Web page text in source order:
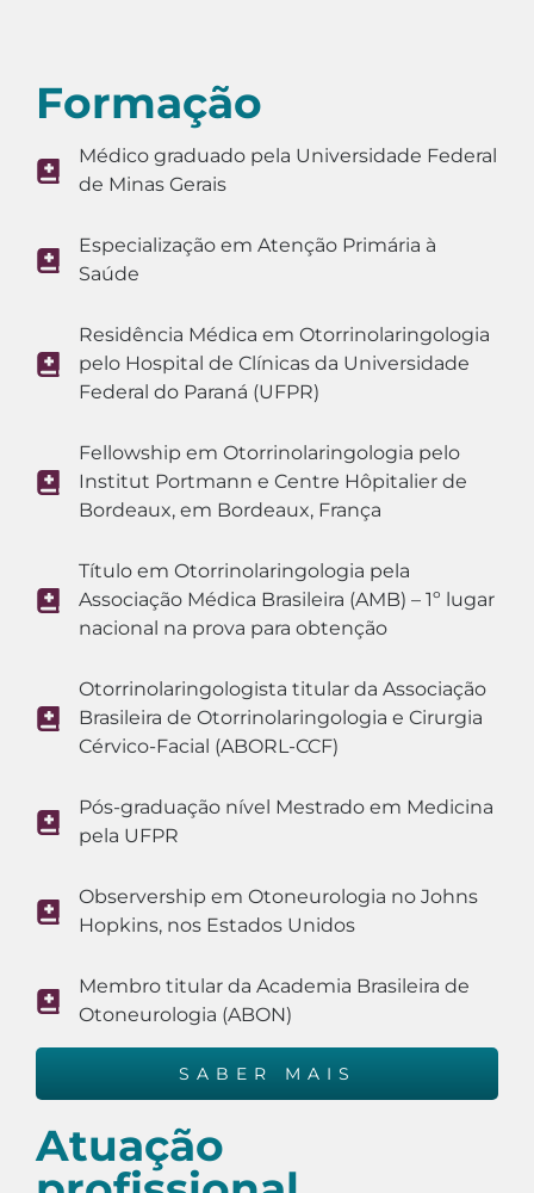
Formação
Médico graduado pela Universidade Federal
de Minas Gerais
Especialização em Atenção Primária à
Saúde
Residência Médica em Otorrinolaringologia
pelo Hospital de Clínicas da Universidade
Federal do Paraná (UFPR)
Fellowship em Otorrinolaringologia pelo
Institut Portmann e Centre Hôpitalier de
Bordeaux, em Bordeaux, França
Título em Otorrinolaringologia pela
Associação Médica Brasileira (AMB) – 1º lugar
nacional na prova para obtenção
Otorrinolaringologista titular da Associação
Brasileira de Otorrinolaringologia e Cirurgia
Cérvico-Facial (ABORL-CCF)
Pós-graduação nível Mestrado em Medicina
pela UFPR
Observership em Otoneurologia no Johns
Hopkins, nos Estados Unidos
Membro titular da Academia Brasileira de
Otoneurologia (ABON)
SABER MAIS
Atuação